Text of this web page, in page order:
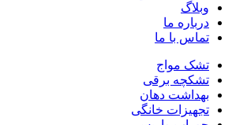
وبلاگ
درباره ما
تماس با ما
تشک مواج
تشکچه برقی
بهداشت دهان
تجهیزات خانگی